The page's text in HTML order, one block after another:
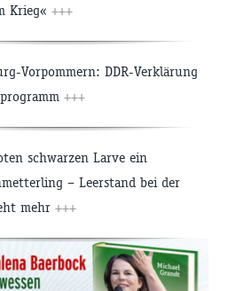
Krieg« +++
Vorpommern: DDR-Verklärung
+++
schwarzen Larve ein
– Leerstand bei der
mehr +++